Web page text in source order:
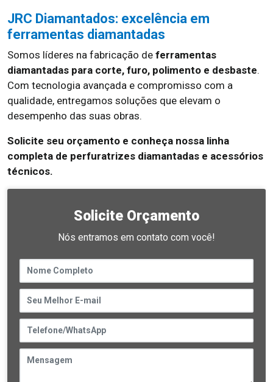
JRC Diamantados: excelência em
ferramentas diamantadas
Somos líderes na fabricação de ferramentas
diamantadas para corte, furo, polimento e desbaste.
Com tecnologia avançada e compromisso com a
qualidade, entregamos soluções que elevam o
desempenho das suas obras.
Solicite seu orçamento e conheça nossa linha
completa de perfuratrizes diamantadas e acessórios
técnicos.
Solicite Orçamento
Nós entramos em contato com você!